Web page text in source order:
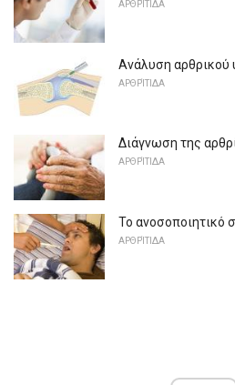
ΑΡΘΡΊΤΙΔΑ
Ανάλυση αρθρικού
ΑΡΘΡΊΤΙΔΑ
Διάγνωση της
ΑΡΘΡΊΤΙΔΑ
Το ανοσοποιητικό
ΑΡΘΡΊΤΙΔΑ